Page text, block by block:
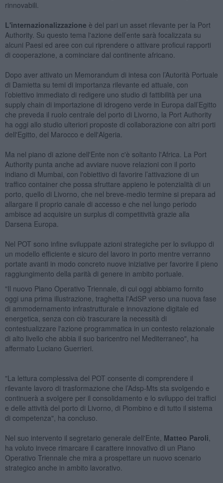
rinnovabili.
L'internazionalizzazione è del pari un asset rilevante per la Port
Authority. Su questo tema l'azione dell’ente sarà focalizzata su
alcuni Paesi ed aree con cui riprendere o attivare proficui rapporti
di cooperazione, a cominciare dal continente africano.
Dopo aver attivato un Memorandum di intesa con l’Autorità Portuale
di Damietta su temi di importanza rilevante ed attuale, con
l’obiettivo immediato di redigere uno studio di fattibilità per una
supply chain di importazione di idrogeno verde in Europa dall’Egitto
che preveda il ruolo centrale del porto di Livorno, la Port Authority
ha oggi allo studio ulteriori proposte di collaborazione con altri porti
dell'Egitto, del Marocco e dell'Algeria.
Ma nel piano di azione dell'Ente non c'è soltanto l'Africa. La Port
Authority punta anche ad avviare nuove relazioni con il porto
indiano di Mumbai, con l'obiettivo di favorire l’attivazione di un
traffico container che possa sfruttare appieno le potenzialità di un
porto, quello di Livorno, che nel breve-medio termine si prepara ad
allargare il proprio canale di accesso e che nel lungo periodo
ambisce ad acquisire un surplus di competitività grazie alla
Darsena Europa.
Nel POT sono infine sviluppate azioni strategiche per lo sviluppo di
un modello efficiente e sicuro del lavoro in porto mentre verranno
portate avanti in modo concreto nuove iniziative per favorire il pieno
raggiungimento della parità di genere in ambito portuale.
"Il nuovo Piano Operativo Triennale, di cui oggi abbiamo fornito
oggi una prima illustrazione, traghetta l'AdSP verso una nuova fase
di ammodernamento infrastrutturale e innovazione digitale ed
energetica, senza con ciò trascurare la necessità di
contestualizzare l'azione programmatica in un contesto relazionale
di alto livello che abbia il suo baricentro nel Mediterraneo", ha
affermato Luciano Guerrieri.
"La lettura complessiva del POT consente di comprendere il
rilevante lavoro di trasformazione che l’Adsp-Mts sta svolgendo e
continuerà a svolgere per il consolidamento e lo sviluppo dei traffici
e delle attività del porto di Livorno, di Piombino e di tutto il sistema
di competenza", ha concluso.
Nel suo intervento il segretario generale dell'Ente, Matteo Paroli
ha voluto invece rimarcare il carattere innovativo di un Piano
Operativo Triennale che mira a prospettare un nuovo scenario
strategico anche in ambito lavorativo.